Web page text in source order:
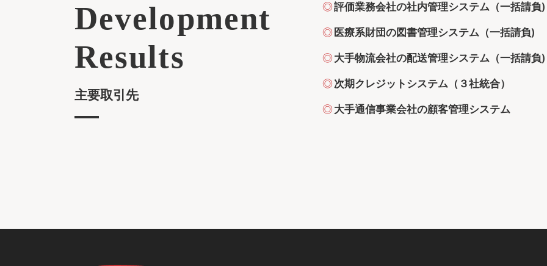
Development
Results
主要取引先
評価業務会社の社内管理システム（一括請負)
医療系財団の図書管理システム（一括請負)
大手物流会社の配送管理システム（一括請負)
次期クレジットシステム（３社統合）
大手通信事業会社の顧客管理システム